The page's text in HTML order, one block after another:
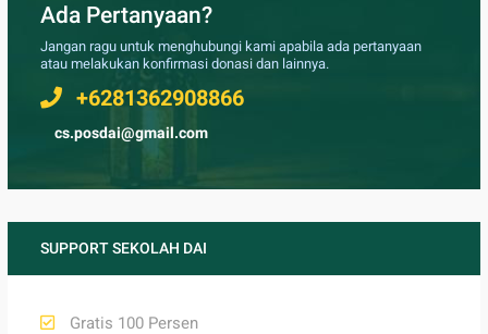
Ada Pertanyaan?
Jangan ragu untuk menghubungi kami apabila ada pertanyaan
atau melakukan konfirmasi donasi dan lainnya.
+6281362908866
cs.posdai@gmail.com
SUPPORT SEKOLAH DAI
Gratis 100 Persen